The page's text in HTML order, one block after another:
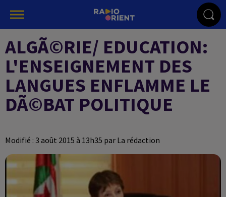
ALGÃ©RIE/ EDUCATION:
L'ENSEIGNEMENT DES
LANGUES ENFLAMME LE
DÃ©BAT POLITIQUE
Modifié : 3 août 2015 à 13h35 par La rédaction